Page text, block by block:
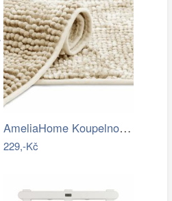
AmeliaHome Koupelnová předložka Bati…
229,-Kč